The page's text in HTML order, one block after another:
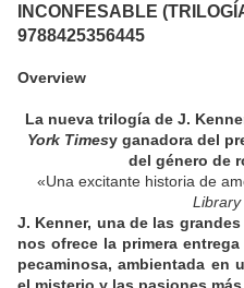
INCONFESABLE
9788425356445
Overview
La nueva trilogía de J.
York Timesy ganadora del
del género de
«Una excitante historia de
Library
J. Kenner, una de las
nos ofrece la primera
pecaminosa, ambientada en
el misterio y las pasiones